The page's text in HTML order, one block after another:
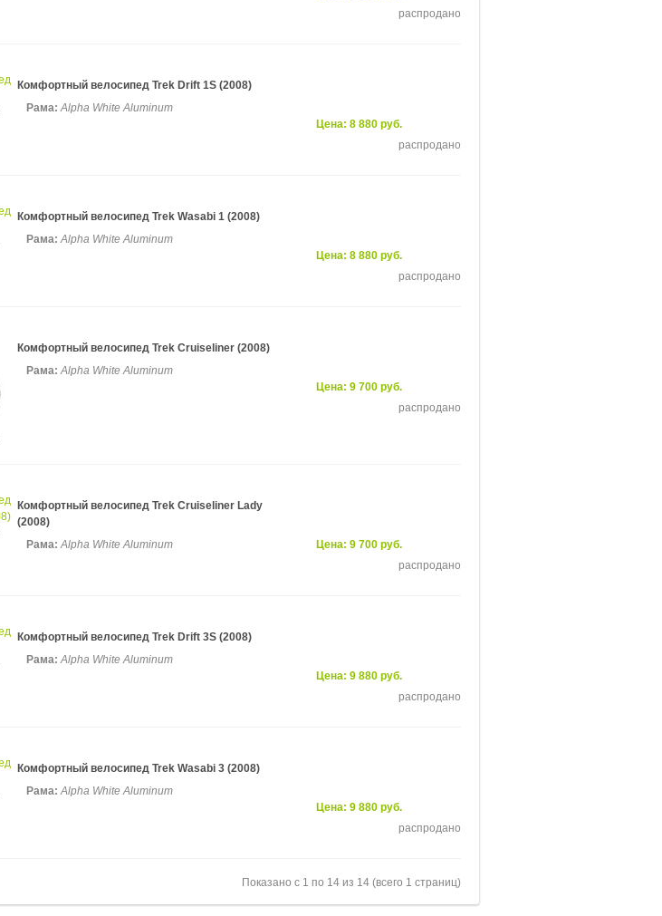
распродано
Комфортный велосипед Trek Drift 1S (2008)
Рама:Alpha White Aluminum
Цена: 8 880 руб.
распродано
Комфортный велосипед Trek Wasabi 1 (2008)
Рама:Alpha White Aluminum
Цена: 8 880 руб.
распродано
Комфортный велосипед Trek Cruiseliner (2008)
Рама:Alpha White Aluminum
Цена: 9 700 руб.
распродано
Комфортный велосипед Trek Cruiseliner Lady
(2008)
Рама:Alpha White Aluminum
Цена: 9 700 руб.
распродано
Комфортный велосипед Trek Drift 3S (2008)
Рама:Alpha White Aluminum
Цена: 9 880 руб.
распродано
Комфортный велосипед Trek Wasabi 3 (2008)
Рама:Alpha White Aluminum
Цена: 9 880 руб.
распродано
Показано с 1 по 14 из 14 (всего 1 страниц)